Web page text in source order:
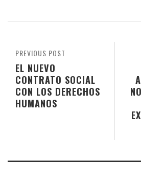
PREVIOUS POST
EL NUEVO
CONTRATO SOCIAL
CON LOS DERECHOS
HUMANOS